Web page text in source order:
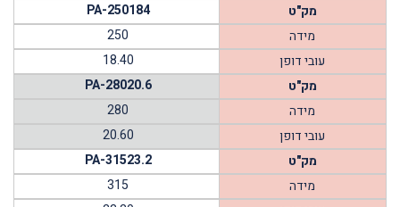
מק"ט
PA-250184
מידה
250
עובי דופן
18.40
מק"ט
PA-28020.6
מידה
280
עובי דופן
20.60
מק"ט
PA-31523.2
מידה
315